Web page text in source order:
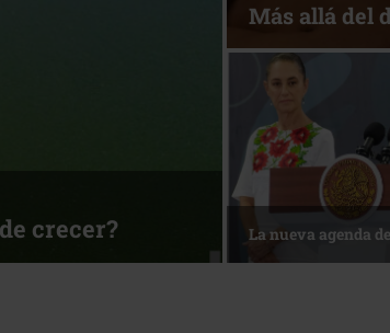
Energía que
Reconocimiento